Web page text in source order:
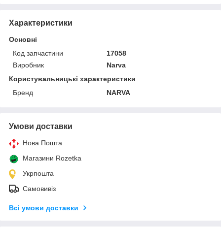
Характеристики
Основні
Код запчастини
17058
Виробник
Narva
Користувальницькі характеристики
Бренд
NARVA
Умови доставки
Нова Пошта
Магазини Rozetka
Укрпошта
Самовивіз
Всі умови доставки